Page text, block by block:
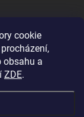
cookie
obsahu a
ZDE.